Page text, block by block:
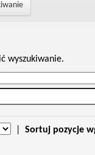
wyszukiwanie.
Sortuj pozycje